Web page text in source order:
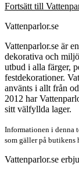
Fortsätt till
Vattenparlor.se
Vattenparlor.se är
dekorativa och
utbud i alla färger,
festdekorationer.
använts i allt från
2012 har
sitt välfyllda lager.
Informationen i denna
som gäller på butikens
Vattenparlor.se